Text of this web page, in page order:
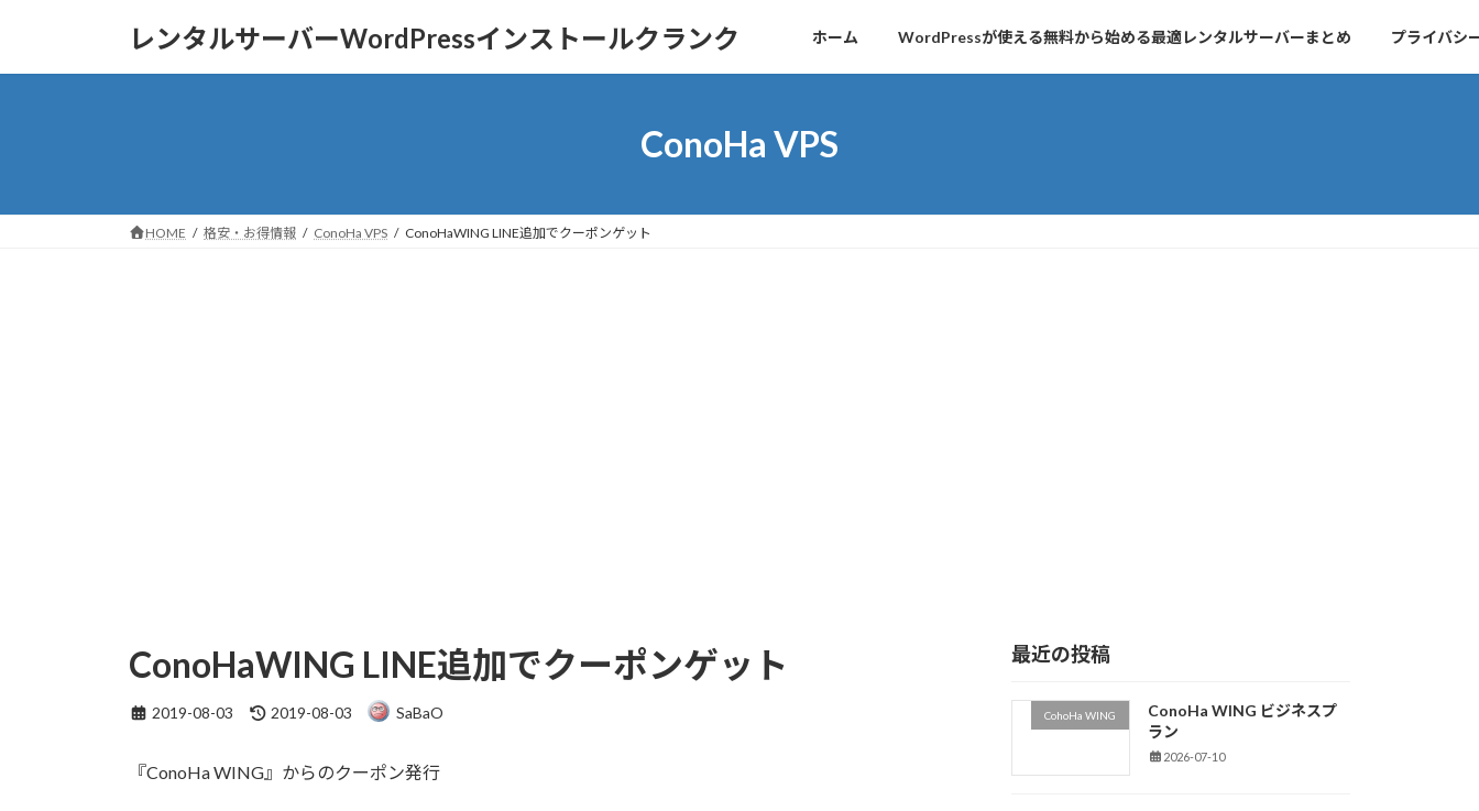
レンタルサーバーWordPressインストールクランク ホーム WordPressが使える無料から始める最適レンタルサーバーまとめ プライバシ
ConoHa VPS
HOME 格安・お得情報 ConoHa VPS ConoHaWING LINE追加でクーポンゲット
ConoHaWING LINE追加でクーポンゲット
2019-08-03
最
新
2019-08-03 SaBaO
『ConoHa WING』からのクーポン発行
最近の投稿
CohoHa WING
ConoHa WING ビジネスプ
ラン
2026-07-10